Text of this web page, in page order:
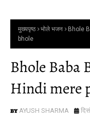
मुख्यपृष्ठ भोले भजन
Bhole
bhole
Bhole Baba
Hindi mere
AYUSH SHARMA